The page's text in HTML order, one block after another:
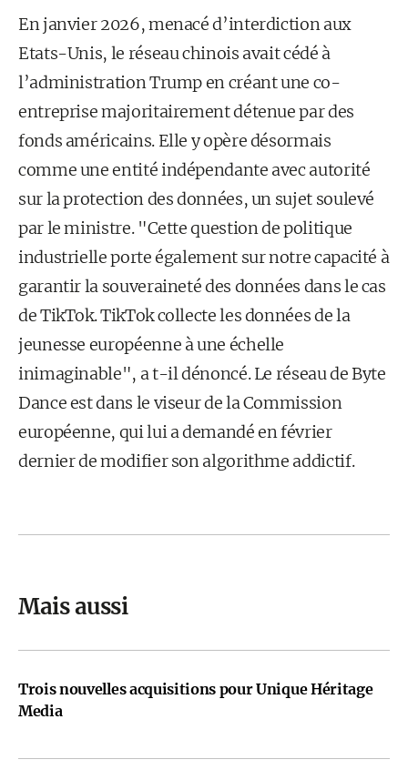
En janvier 2026, menacé d’interdiction aux
Etats-Unis, le réseau chinois avait cédé à
l’administration Trump en créant une co-
entreprise majoritairement détenue par des
fonds américains. Elle y opère désormais
comme une entité indépendante avec autorité
sur la protection des données, un sujet soulevé
par le ministre. "Cette question de politique
industrielle porte également sur notre capacité à
garantir la souveraineté des données dans le cas
de TikTok. TikTok collecte les données de la
jeunesse européenne à une échelle
inimaginable", a t-il dénoncé. Le réseau de Byte
Dance est dans le viseur de la Commission
européenne, qui lui a demandé en février
dernier de modifier son algorithme addictif.
Mais aussi
Trois nouvelles acquisitions pour Unique Héritage
Media